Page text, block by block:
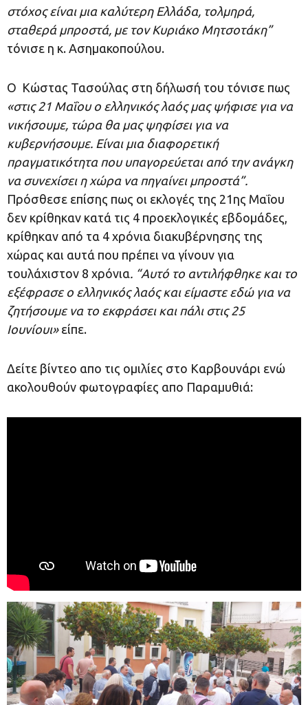
στόχος είναι μια καλύτερη Ελλάδα, τολμηρά,
σταθερά μπροστά, με τον Κυριάκο Μητσοτάκη”
τόνισε η κ. Ασημακοπούλου.
Ο Κώστας Τασούλας στη δήλωσή του τόνισε πως
«στις 21 Μαΐου ο ελληνικός λαός μας ψήφισε για να
νικήσουμε, τώρα θα μας ψηφίσει για να
κυβερνήσουμε. Είναι μια διαφορετική
πραγματικότητα που υπαγορεύεται από την ανάγκη
να συνεχίσει η χώρα να πηγαίνει μπροστά”.
Πρόσθεσε επίσης πως οι εκλογές της 21ης Μαΐου
δεν κρίθηκαν κατά τις 4 προεκλογικές εβδομάδες,
κρίθηκαν από τα 4 χρόνια διακυβέρνησης της
χώρας και αυτά που πρέπει να γίνουν για
τουλάχιστον 8 χρόνια. “Αυτό το αντιλήφθηκε και το
εξέφρασε ο ελληνικός λαός και είμαστε εδώ για να
ζητήσουμε να το εκφράσει και πάλι στις 25
Ιουνίουι»είπε.
Δείτε βίντεο απο τις ομιλίες στο Καρβουνάρι ενώ
ακολουθούν φωτογραφίες απο Παραμυθιά: